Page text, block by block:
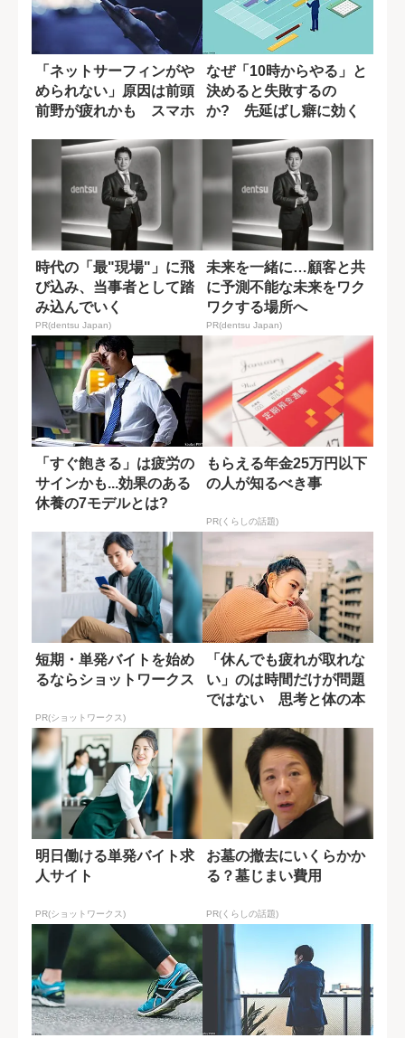
「ネットサーフィンがや
められない」原因は前頭
前野が疲れかも スマホ
なぜ「10時からやる」と
決めると失敗するの
か? 先延ばし癖に効く
時代の「最"現場"」に飛
び込み、当事者として踏
み込んでいく
PR(dentsu Japan)
未来を一緒に…顧客と共
に予測不能な未来をワク
ワクする場所へ
PR(dentsu Japan)
「すぐ飽きる」は疲労の
サインかも...効果のある
休養の7モデルとは?
もらえる年金25万円以下
の人が知るべき事
PR(くらしの話題)
短期・単発バイトを始め
るならショットワークス
PR(ショットワークス)
「休んでも疲れが取れな
い」のは時間だけが問題
ではない 思考と体の本
明日働ける単発バイト求
人サイト
PR(ショットワークス)
お墓の撤去にいくらかか
る？墓じまい費用
PR(くらしの話題)